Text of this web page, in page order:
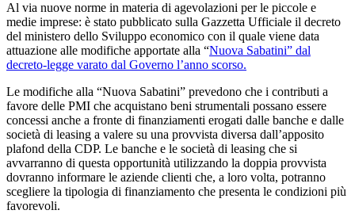
Al via nuove norme in materia di agevolazioni per le piccole e
medie imprese: è stato pubblicato sulla Gazzetta Ufficiale il decreto
del ministero dello Sviluppo economico con il quale viene data
attuazione alle modifiche apportate alla “Nuova Sabatini” dal
decreto-legge varato dal Governo l’anno scorso.
Le modifiche alla “Nuova Sabatini” prevedono che i contributi a
favore delle PMI che acquistano beni strumentali possano essere
concessi anche a fronte di finanziamenti erogati dalle banche e dalle
società di leasing a valere su una provvista diversa dall’apposito
plafond della CDP. Le banche e le società di leasing che si
avvarranno di questa opportunità utilizzando la doppia provvista
dovranno informare le aziende clienti che, a loro volta, potranno
scegliere la tipologia di finanziamento che presenta le condizioni più
favorevoli.